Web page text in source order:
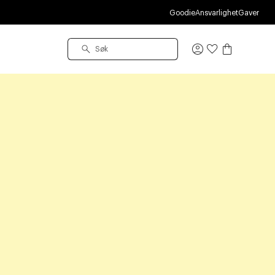
GoodieAnsvarlighetGaver
Logg